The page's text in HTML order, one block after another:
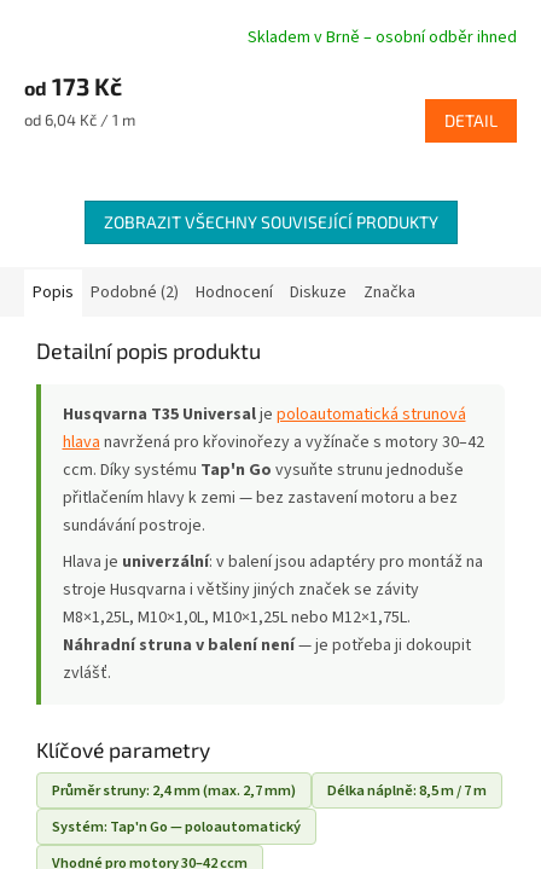
Skladem v Brně – osobní odběr ihned
od 173 Kč
Měrná
od 6,04 Kč / 1 m DETAIL
ZOBRAZIT VŠECHNY SOUVISEJÍCÍ PRODUKTY
Popis Podobné (2) Hodnocení Diskuze Značka
Detailní popis produktu
Husqvarna T35 Universalje poloautomatická strunová
hlava navržená pro křovinořezy a vyžínače s motory 30–42
ccm. Díky systému Tap'n Go vysuňte strunu jednoduše
přitlačením hlavy k zemi — bez zastavení motoru a bez
sundávání postroje.
Hlava je univerzální: v balení jsou adaptéry pro montáž na
stroje Husqvarna i většiny jiných značek se závity
M8×1,25L, M10×1,0L, M10×1,25L nebo M12×1,75L.
Náhradní struna v balení není— je potřeba ji dokoupit
zvlášť.
Klíčové parametry
Průměr struny: 2,4 mm (max. 2,7 mm)
Délka náplně: 8,5 m / 7 m
Systém: Tap'n Go — poloautomatický
Vhodné pro motory 30–42 ccm